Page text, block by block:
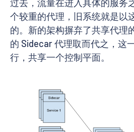
过去，流量在进入具体的服务
个较重的代理，旧系统就是以
的。新的架构摒弃了共享代理
的 Sidecar 代理取而代之，这
行，共享一个控制平面。